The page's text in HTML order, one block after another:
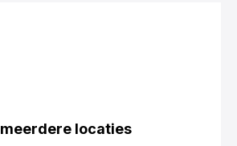
locaties